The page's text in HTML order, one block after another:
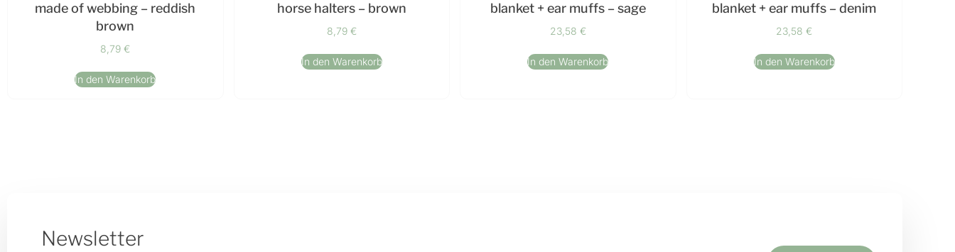
made of webbing – reddish
brown
8,79 €
In den Warenkorb
horse halters – brown
8,79 €
In den Warenkorb
blanket + ear muffs – sage
23,58 €
In den Warenkorb
blanket + ear muffs – denim
23,58 €
In den Warenkorb
Newsletter